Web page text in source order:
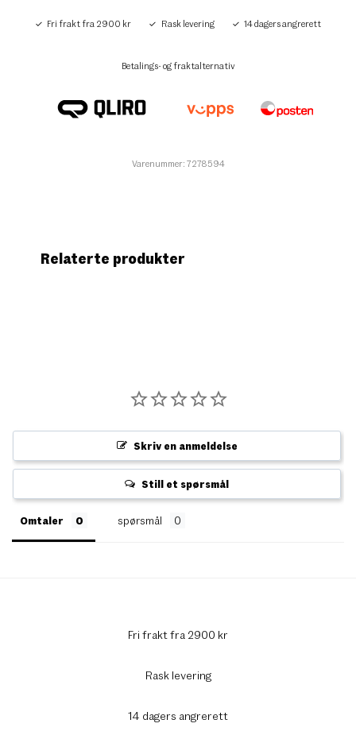
Fri frakt fra 2900 kr Rask levering 14 dagers angrerett
Betalings- og fraktalternativ
Varenummer: 7278594
Relaterte produkter
Skriv en anmeldelse
Still et spørsmål
Omtaler spørsmål
Fri frakt fra 2900 kr
Rask levering
14 dagers angrerett